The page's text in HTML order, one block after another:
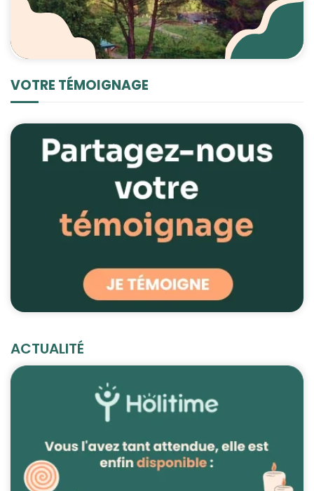
VOTRE TÉMOIGNAGE
ACTUALITÉ